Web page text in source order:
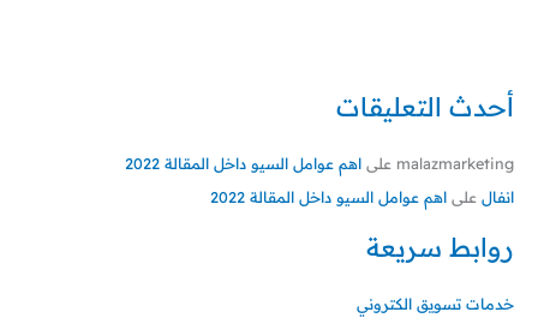
أحدث التعليقات
malazmarketing على اهم عوامل السيو داخل المقالة 2022
انفال على اهم عوامل السيو داخل المقالة 2022
روابط سريعة
خدمات تسويق الكتروني